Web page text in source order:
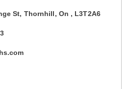
St, Thornhill, On , L3T2A6